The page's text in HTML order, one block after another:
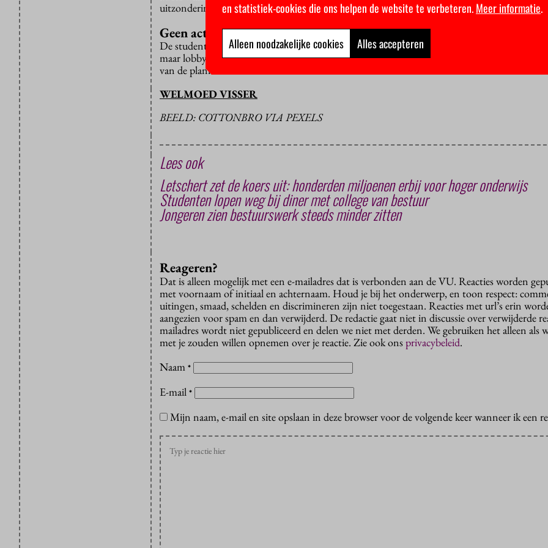
uitzonderingen, zodat ze weten waar ze aan toe zijn voordat ze gaan studeren.”
Geen actie, wel lobby
De studentenraad van de VU gaat zelf overigens geen actie ondernemen tegen de
maar lobbyt wel via onder meer het ISO (Interstedelijk Studenten Overleg) voor
van de plannen.
WELMOED VISSER
BEELD: COTTONBRO VIA PEXELS
Lees ook
Letschert zet de koers uit: honderden miljoenen erbij voor hoger onderwijs
Studenten lopen weg bij diner met college van bestuur
Jongeren zien bestuurswerk steeds minder zitten
Reageren?
Dat is alleen mogelijk met een e-mailadres dat is verbonden aan de VU. Reacties worden
met voornaam of initiaal en achternaam. Houd je bij het onderwerp, en toon respect:
uitingen, smaad, schelden en discrimineren zijn niet toegestaan. Reacties met url’s erin
aangezien voor spam en dan verwijderd. De redactie gaat niet in discussie over verwijderde
mailadres wordt niet gepubliceerd en delen we niet met derden. We gebruiken het alleen als
met je zouden willen opnemen over je reactie. Zie ook onsprivacybeleid.
Naam *
E-mail *
Mijn naam, e-mail en site opslaan in deze browser voor de volgende keer wanneer ik een
en statistiek-cookies die ons helpen de website te verbeteren.Meer informatie.
Alleen noodzakelijke cookies Alles accepteren